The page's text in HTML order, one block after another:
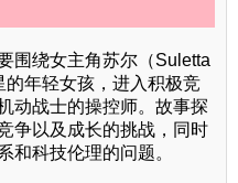
围绕女主角苏尔（Suletta
的年轻女孩，进入积极竞
动战士的操控师。故事探
争以及成长的挑战，同时
和科技伦理的问题。